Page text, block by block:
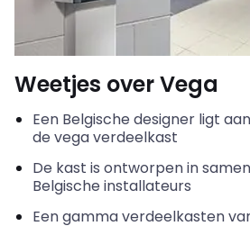
Weetjes over Vega
Een Belgische designer ligt
de vegaverdeelkast
De kast is ontworpen in
Belgische installateurs
Een gamma verdeelkasten